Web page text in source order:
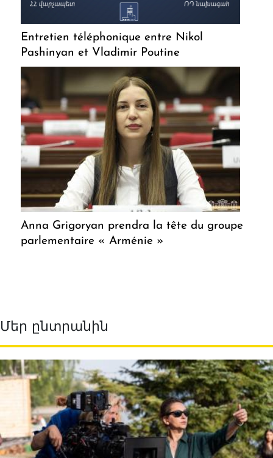
Entretien téléphonique entre Nikol
Pashinyan et Vladimir Poutine
Anna Grigoryan prendra la tête du groupe
parlementaire « Arménie »
Մեր ընտրանին